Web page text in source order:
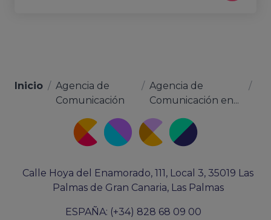
Inicio / Agencia de
Comunicación
/ Agencia de
Comunicación en...
/
Calle Hoya del Enamorado, 111, Local 3, 35019 Las
Palmas de Gran Canaria, Las Palmas
ESPAÑA: (+34) 828 68 09 00